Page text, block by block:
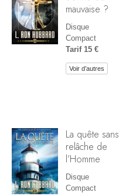
mauvaise ?
Disque
Compact
Tarif 15 €
Voir d’autres
La quête sans
relâche de
l’Homme
Disque
Compact